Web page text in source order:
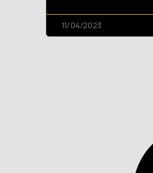
11/04/2023